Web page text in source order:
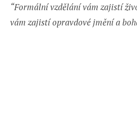
“Formální vzdělání vám zajistí
vám zajistí opravdové jmění a